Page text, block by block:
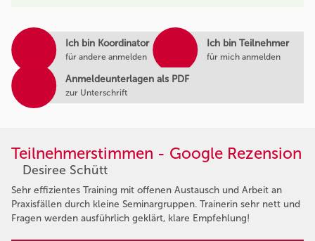
Ich bin Koordinator
für andere anmelden
Ich bin Teilnehmer
für mich anmelden
Anmeldeunterlagen als PDF
zur Unterschrift
Teilnehmerstimmen - Google Rezension
Desiree Schütt
Sehr effizientes Training mit offenen Austausch und Arbeit an
Praxisfällen durch kleine Seminargruppen. Trainerin sehr nett und
Fragen werden ausführlich geklärt, klare Empfehlung!